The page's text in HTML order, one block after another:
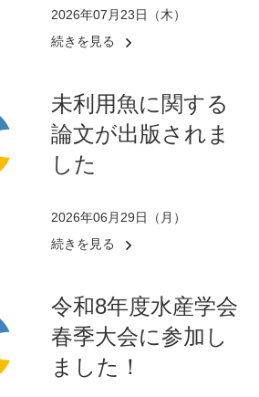
2026年07月23日（木）
続きを見る
未利用魚に関する
論文が出版されま
した
2026年06月29日（月）
続きを見る
令和8年度水産学会
春季大会に参加し
ました！